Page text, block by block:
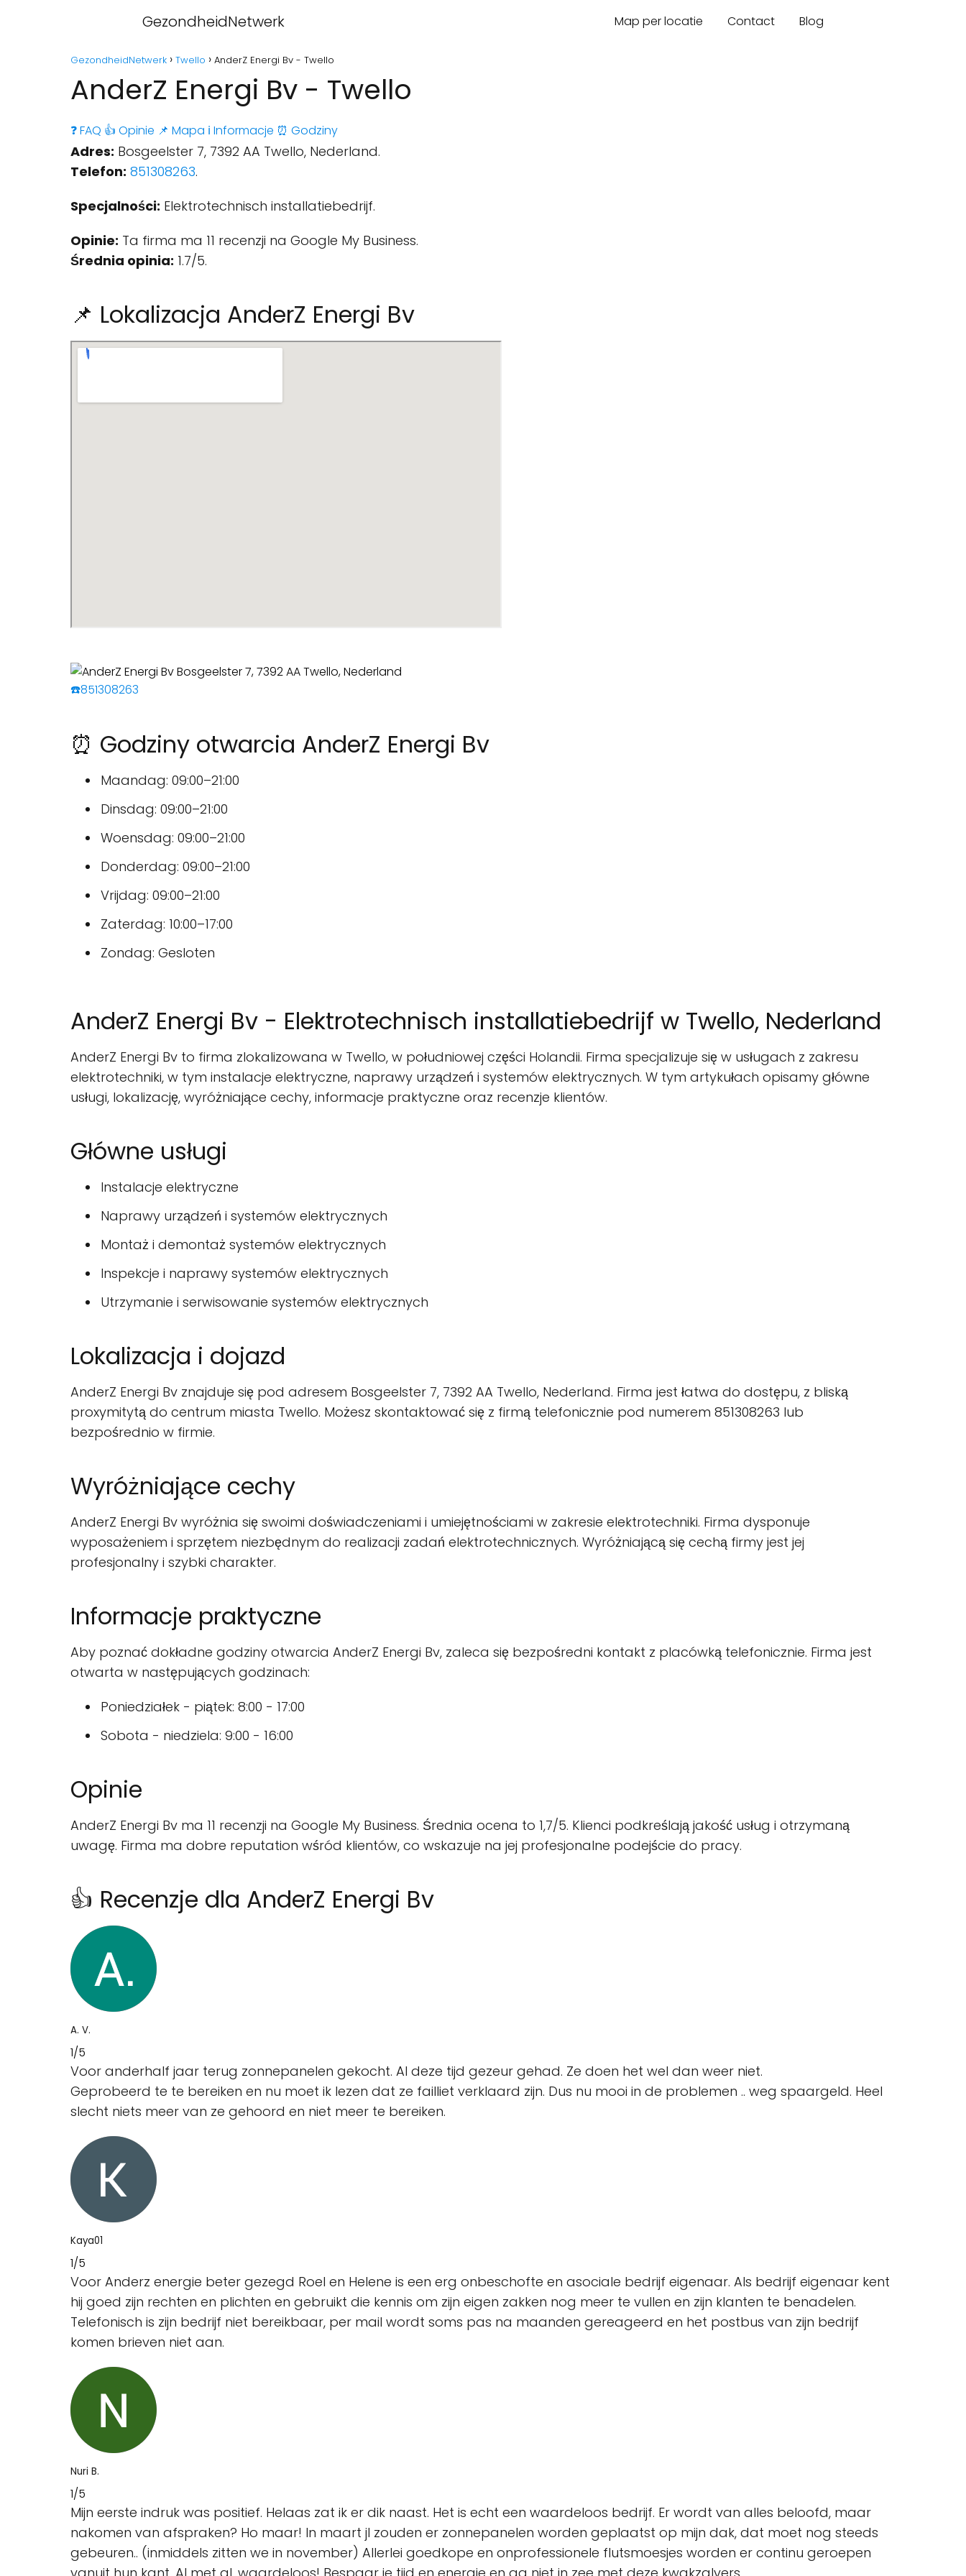
GezondheidNetwerk Map per locatie Contact Blog
GezondheidNetwerk Twello AnderZ Energi Bv - Twello
AnderZ Energi Bv - Twello
❓ FAQ 👍 Opinie 📌 Mapa ℹ️ Informacje ⏰ Godziny
Adres: Bosgeelster 7, 7392 AA Twello, Nederland.
Telefon: 851308263.
Specjalności: Elektrotechnisch installatiebedrijf.
Opinie: Ta firma ma 11 recenzji na Google My Business.
Średnia opinia: 1.7/5.
📌 Lokalizacja AnderZ Energi Bv
☎️851308263
⏰ Godziny otwarcia AnderZ Energi Bv
Maandag: 09:00–21:00
Dinsdag: 09:00–21:00
Woensdag: 09:00–21:00
Donderdag: 09:00–21:00
Vrijdag: 09:00–21:00
Zaterdag: 10:00–17:00
Zondag: Gesloten
AnderZ Energi Bv - Elektrotechnisch installatiebedrijf w Twello, Nederland
AnderZ Energi Bv to firma zlokalizowana w Twello, w południowej części Holandii. Firma specjalizuje się w usługach z zakresu
elektrotechniki, w tym instalacje elektryczne, naprawy urządzeń i systemów elektrycznych. W tym artykułach opisamy główne
usługi, lokalizację, wyróżniające cechy, informacje praktyczne oraz recenzje klientów.
Główne usługi
Instalacje elektryczne
Naprawy urządzeń i systemów elektrycznych
Montaż i demontaż systemów elektrycznych
Inspekcje i naprawy systemów elektrycznych
Utrzymanie i serwisowanie systemów elektrycznych
Lokalizacja i dojazd
AnderZ Energi Bv znajduje się pod adresem Bosgeelster 7, 7392 AA Twello, Nederland. Firma jest łatwa do dostępu, z bliską
proxymitytą do centrum miasta Twello. Możesz skontaktować się z firmą telefonicznie pod numerem 851308263 lub
bezpośrednio w firmie.
Wyróżniające cechy
AnderZ Energi Bv wyróżnia się swoimi doświadczeniami i umiejętnościami w zakresie elektrotechniki. Firma dysponuje
wyposażeniem i sprzętem niezbędnym do realizacji zadań elektrotechnicznych. Wyróżniającą się cechą firmy jest jej
profesjonalny i szybki charakter.
Informacje praktyczne
Aby poznać dokładne godziny otwarcia AnderZ Energi Bv, zaleca się bezpośredni kontakt z placówką telefonicznie. Firma jest
otwarta w następujących godzinach:
Poniedziałek - piątek: 8:00 - 17:00
Sobota - niedziela: 9:00 - 16:00
Opinie
AnderZ Energi Bv ma 11 recenzji na Google My Business. Średnia ocena to 1,7/5. Klienci podkreślają jakość usług i otrzymaną
uwagę. Firma ma dobre reputation wśród klientów, co wskazuje na jej profesjonalne podejście do pracy.
👍 Recenzje dla AnderZ Energi Bv
A. V.
1/5
Voor anderhalf jaar terug zonnepanelen gekocht. Al deze tijd gezeur gehad. Ze doen het wel dan weer niet.
Geprobeerd te te bereiken en nu moet ik lezen dat ze failliet verklaard zijn. Dus nu mooi in de problemen .. weg spaargeld. Heel
slecht niets meer van ze gehoord en niet meer te bereiken.
Kaya01
1/5
Voor Anderz energie beter gezegd Roel en Helene is een erg onbeschofte en asociale bedrijf eigenaar. Als bedrijf eigenaar kent
hij goed zijn rechten en plichten en gebruikt die kennis om zijn eigen zakken nog meer te vullen en zijn klanten te benadelen.
Telefonisch is zijn bedrijf niet bereikbaar, per mail wordt soms pas na maanden gereageerd en het postbus van zijn bedrijf
komen brieven niet aan.
Nuri B.
1/5
Mijn eerste indruk was positief. Helaas zat ik er dik naast. Het is echt een waardeloos bedrijf. Er wordt van alles beloofd, maar
nakomen van afspraken? Ho maar! In maart jl zouden er zonnepanelen worden geplaatst op mijn dak, dat moet nog steeds
gebeuren.. (inmiddels zitten we in november) Allerlei goedkope en onprofessionele flutsmoesjes worden er continu geroepen